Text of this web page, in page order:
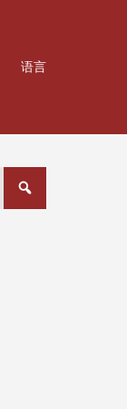
语言